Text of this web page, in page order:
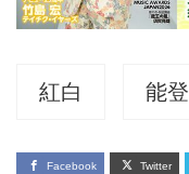
紅白 能登
Facebook Twitter